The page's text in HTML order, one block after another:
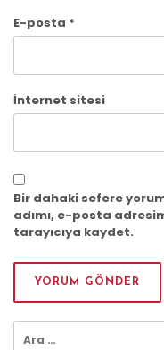
E-posta *
İnternet sitesi
Bir dahaki sefere
adımı, e-posta
tarayıcıya kaydet.
Arama: